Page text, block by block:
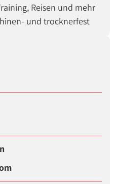
Reisen und mehr
und trocknerfest